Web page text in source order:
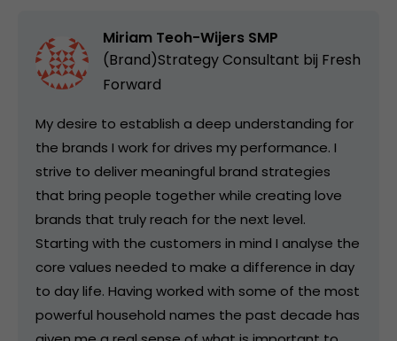
Miriam Teoh-Wijers SMP
(Brand)Strategy Consultant bij Fresh
Forward
My desire to establish a deep understanding for
the brands I work for drives my performance. I
strive to deliver meaningful brand strategies
that bring people together while creating love
brands that truly reach for the next level.
Starting with the customers in mind I analyse the
core values needed to make a difference in day
to day life. Having worked with some of the most
powerful household names the past decade has